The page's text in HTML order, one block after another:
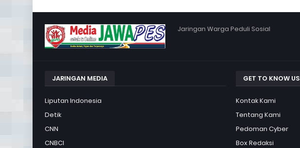
Jaringan Warga Peduli Sosial
JARINGAN MEDIA
Liputan Indonesia
Detik
CNN
CNBCI
GET TO KNOW US
Kontak Kami
Tentang Kami
Pedoman Cyber
Box Redaksi